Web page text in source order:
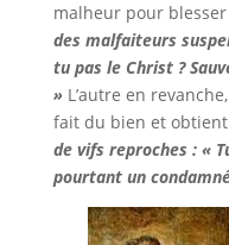
malheur pour blesser
des malfaiteurs
tu pas le Christ ?
» L’autre en
fait du bien et
de vifs reproches : «
pourtant un